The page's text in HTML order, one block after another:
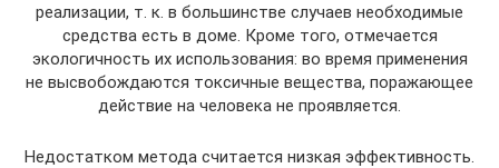
реализации, т. к. в большинстве случаев необходимые
средства есть в доме. Кроме того, отмечается
экологичность их использования: во время применения
не высвобождаются токсичные вещества, поражающее
действие на человека не проявляется.
Недостатком метода считается низкая эффективность.